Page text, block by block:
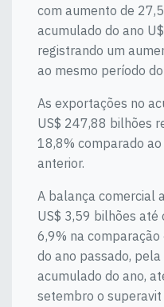
com aumento de
acumulado do ano
registrando um
ao mesmo período
As exportações no
US$ 247,88 bilhões
18,8% comparado
anterior.
A balança comercial
US$ 3,59 bilhões até
6,9% na
do ano passado, pela
acumulado do ano,
setembro o superavit